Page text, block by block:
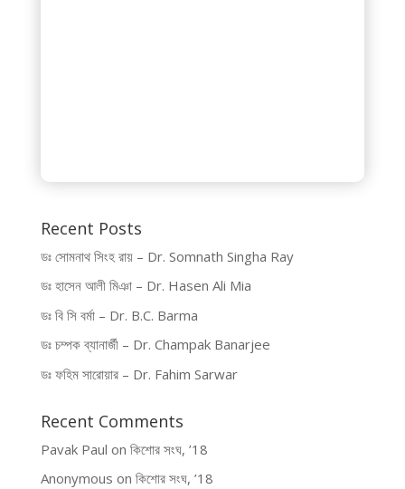
Recent Posts
ডঃ সোমনাথ সিংহ রায় – Dr. Somnath Singha Ray
ডঃ হাসেন আলী মিঞা – Dr. Hasen Ali Mia
ডঃ বি সি বর্মা – Dr. B.C. Barma
ডঃ চম্পক ব্যানার্জী – Dr. Champak Banarjee
ডঃ ফহিম সারোয়ার – Dr. Fahim Sarwar
Recent Comments
Pavak Paul on কিশোর সংঘ, ’18
Anonymous on কিশোর সংঘ, ’18